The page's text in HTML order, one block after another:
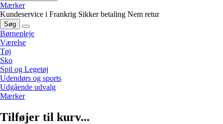
Mærker
Kundeservice i Frankrig Sikker betaling Nem retur
Søg
Børnepleje
Værelse
Tøj
Sko
Spil og Legetøj
Udendørs og sports
Udgående udvalg
Mærker
Tilføjer til kurv...